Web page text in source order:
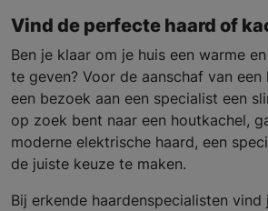
Vind de perfecte haard of
Ben je klaar om je huis een warme
te geven? Voor de aanschaf van
een bezoek aan een specialist een
op zoek bent naar een houtkachel,
moderne elektrische haard, een
de juiste keuze te maken.
Bij erkende haardenspecialisten vind